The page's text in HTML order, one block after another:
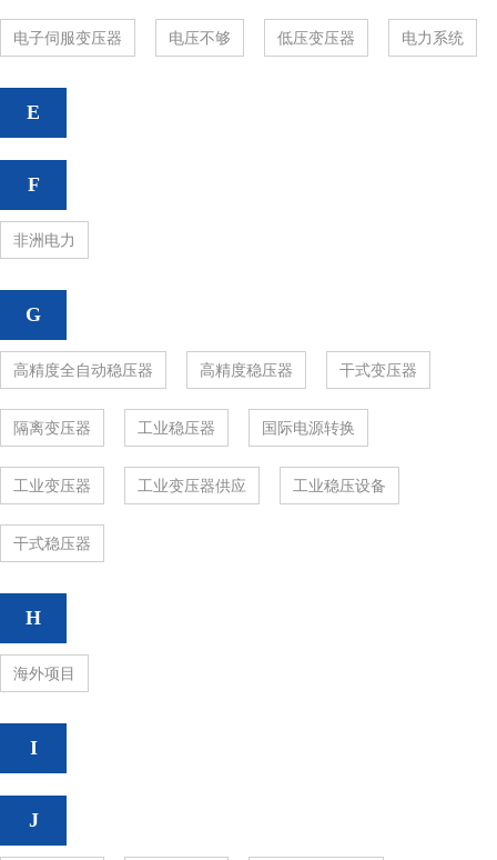
电子伺服变压器 电压不够 低压变压器 电力系统
E
F
非洲电力
G
高精度全自动稳压器 高精度稳压器 干式变压器
隔离变压器 工业稳压器 国际电源转换
工业变压器 工业变压器供应 工业稳压设备
干式稳压器
H
海外项目
I
J